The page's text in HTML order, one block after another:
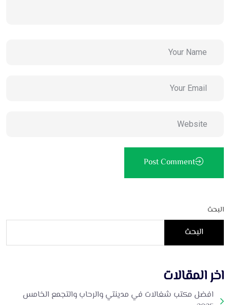
Post Comment
البحث
البحث
اخر المقالات
افضل مكتب شغالات في مدينتي والرحاب والتجمع الخامس